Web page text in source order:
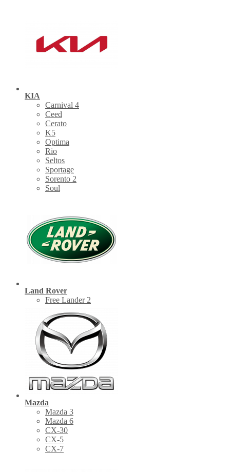
KIA
Carnival 4
Ceed
Cerato
K5
Optima
Rio
Seltos
Sportage
Sorento 2
Soul
Land Rover
Free Lander 2
Mazda
Mazda 3
Mazda 6
CX-30
СХ-5
CX-7